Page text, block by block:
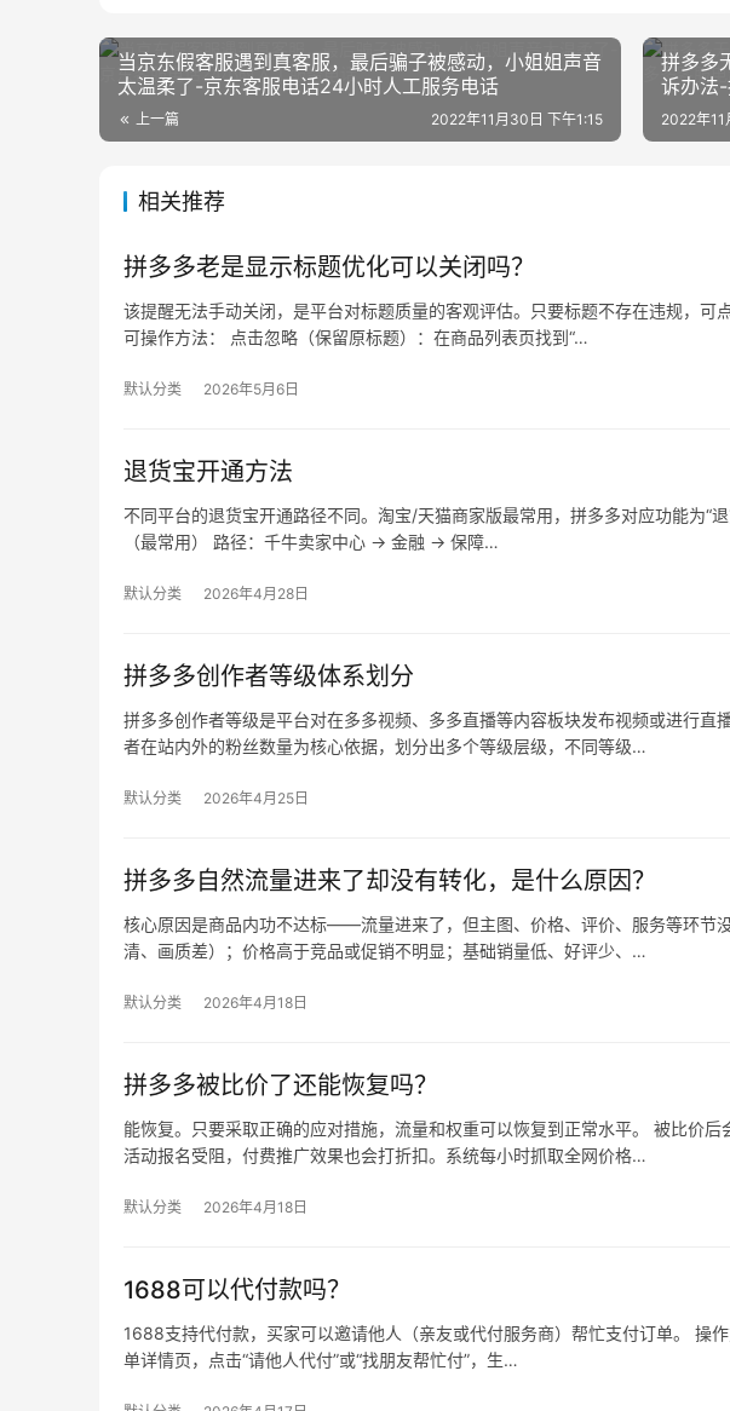
当京东假客服遇到真客服，最后骗子被感动，小姐姐声音
太温柔了-京东客服电话24小时人工服务电话
上一篇 2022年11月30日 下午1:15
拼多多
诉办法
2022年11
相关推荐
拼多多老是显示标题优化可以关闭吗？
该提醒无法手动关闭，是平台对标题质量的客观评估。只要标题不存在违规，可
可操作方法： 点击忽略（保留原标题）：在商品列表页找到“…
默认分类 2026年5月6日
退货宝开通方法
不同平台的退货宝开通路径不同。淘宝/天猫商家版最常用，拼多多对应功能为“
（最常用） 路径：千牛卖家中心 → 金融 → 保障…
默认分类 2026年4月28日
拼多多创作者等级体系划分
拼多多创作者等级是平台对在多多视频、多多直播等内容板块发布视频或进行
者在站内外的粉丝数量为核心依据，划分出多个等级层级，不同等级…
默认分类 2026年4月25日
拼多多自然流量进来了却没有转化，是什么原因？
核心原因是商品内功不达标——流量进来了，但主图、价格、评价、服务等环节
清、画质差）；价格高于竞品或促销不明显；基础销量低、好评少、…
默认分类 2026年4月18日
拼多多被比价了还能恢复吗？
能恢复。只要采取正确的应对措施，流量和权重可以恢复到正常水平。 被比价后
活动报名受阻，付费推广效果也会打折扣。系统每小时抓取全网价格…
默认分类 2026年4月18日
1688可以代付款吗？
1688支持代付款，买家可以邀请他人（亲友或代付服务商）帮忙支付订单。 操
单详情页，点击“请他人代付”或“找朋友帮忙付”，生…